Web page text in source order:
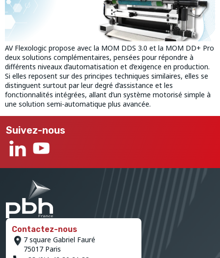
AV Flexologic propose avec la MOM DDS 3.0 et la MOM DD+ Pro
deux solutions complémentaires, pensées pour répondre à
différents niveaux d’automatisation et d’exigence en production.
Si elles reposent sur des principes techniques similaires, elles se
distinguent surtout par leur degré d’assistance et les
fonctionnalités intégrées, allant d’un système motorisé simple à
une solution semi-automatique plus avancée.
Suivez-nous
Contactez-nous
7 square Gabriel Fauré
75017 Paris